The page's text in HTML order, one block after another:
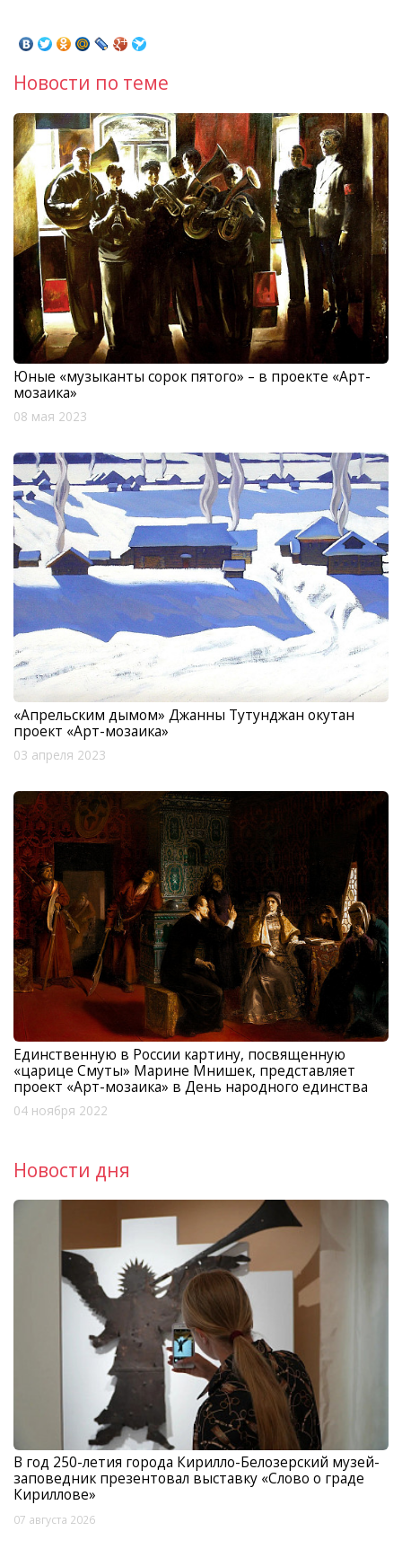
Новости по теме
Юные «музыканты сорок пятого» – в проекте «Арт-
мозаика»
08 мая 2023
«Апрельским дымом» Джанны Тутунджан окутан
проект «Арт-мозаика»
03 апреля 2023
Единственную в России картину, посвященную
«царице Смуты» Марине Мнишек, представляет
проект «Арт-мозаика» в День народного единства
04 ноября 2022
Новости дня
В год 250-летия города Кирилло-Белозерский музей-
заповедник презентовал выставку «Слово о граде
Кириллове»
07 августа 2026